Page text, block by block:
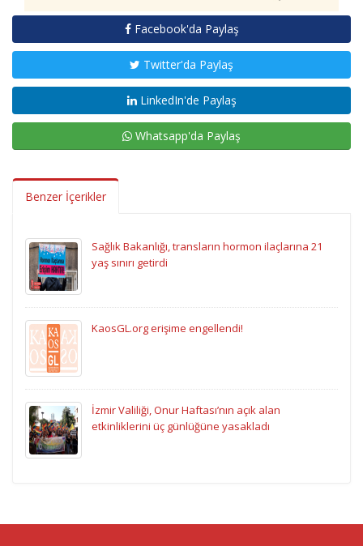
Facebook'da Paylaş
Twitter'da Paylaş
LinkedIn'de Paylaş
Whatsapp'da Paylaş
Benzer İçerikler
Sağlık Bakanlığı, transların hormon ilaçlarına 21
yaş sınırı getirdi
KaosGL.org erişime engellendi!
İzmir Valiliği, Onur Haftası’nın açık alan
etkinliklerini üç günlüğüne yasakladı